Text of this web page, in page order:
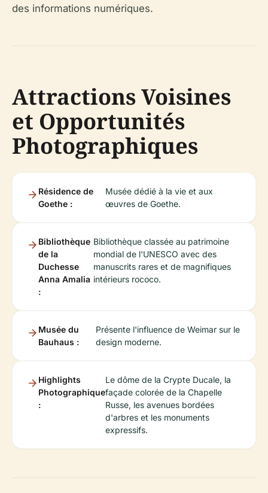
des informations numériques.
Attractions Voisines
et Opportunités
Photographiques
Résidence de
Goethe :
Musée dédié à la vie et aux
œuvres de Goethe.
Bibliothèque
de la
Duchesse
Anna Amalia
:
Bibliothèque classée au patrimoine
mondial de l'UNESCO avec des
manuscrits rares et de magnifiques
intérieurs rococo.
Musée du
Bauhaus :
Présente l'influence de Weimar sur le
design moderne.
Highlights
Photographique
:
Le dôme de la Crypte Ducale, la
façade colorée de la Chapelle
Russe, les avenues bordées
d'arbres et les monuments
expressifs.